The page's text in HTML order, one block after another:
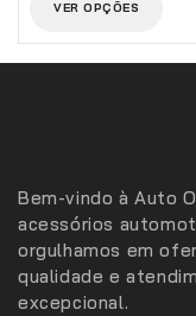
VER OPÇÕES
Bem-vindo à Auto
acessórios
orgulhamos em
qualidade e
excepcional.